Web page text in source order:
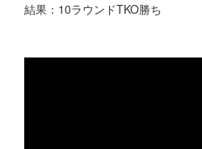
結果：10ラウンドTKO勝ち